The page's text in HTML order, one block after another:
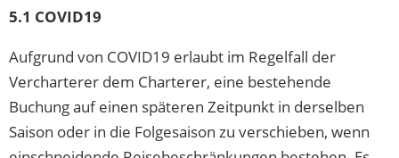
5.1 COVID19
Aufgrund von COVID19 erlaubt im Regelfall der
Vercharterer dem Charterer, eine bestehende
Buchung auf einen späteren Zeitpunkt in derselben
Saison oder in die Folgesaison zu verschieben, wenn